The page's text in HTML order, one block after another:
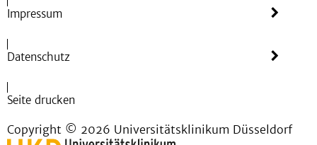
Impressum
Datenschutz
Seite drucken
Copyright © 2026 Universitätsklinikum Düsseldorf